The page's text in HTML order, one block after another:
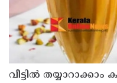
വീട്ടിൽ